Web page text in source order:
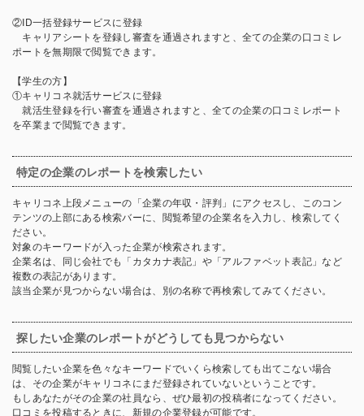
②ID一括登録サービスに登録
キャリアシートを登録し審査を通過されますと、全ての企業の口コミレ
ポートを無期限で閲覧できます。
【学生の方】
①キャリコネ就活サービスに登録
就活生登録を行い審査を通過されますと、全ての企業の口コミレポート
を卒業まで閲覧できます。
特定の企業のレポートを検索したい
キャリコネ上段メニューの「企業の年収・評判」にアクセスし、このコン
テンツの上部にある検索バーに、閲覧希望の企業名を入力し、検索してく
ださい。
対象のキーワードが入った企業が検索されます。
企業名は、同じ会社でも「カタカナ表記」や「アルファベット表記」など
複数の表記があります。
該当企業が見つからない場合は、別の名称で再検索してみてください。
探したい企業のレポートがどうしても見つからない
閲覧したい企業を色々なキーワードでいくら検索しても出てこない場合
は、その企業がキャリコネにまだ登録されていないということです。
もしあなたがその企業の社員なら、ぜひ最初の投稿者になってください。
口コミを投稿するときに、新規の企業登録が可能です。